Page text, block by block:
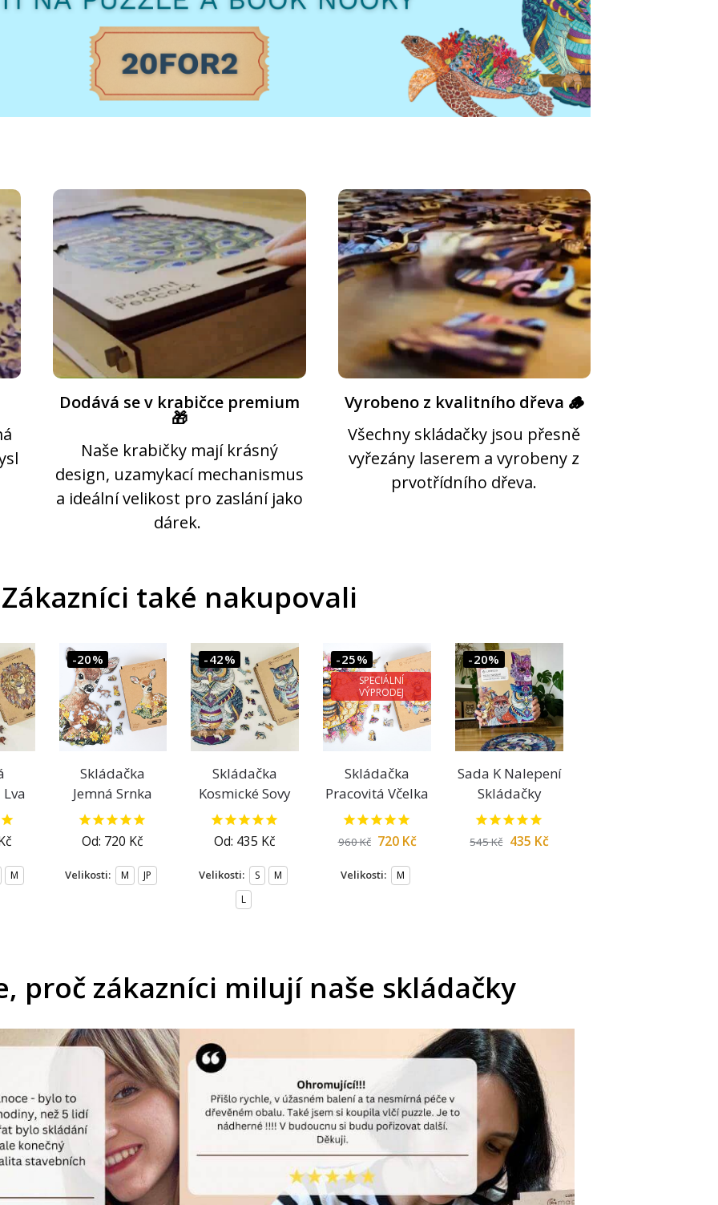
Dodává se v krabičce premium
🎁
Naše krabičky mají krásný
design, uzamykací mechanismus
a ideální velikost pro zaslání jako
dárek.
Vyrobeno z kvalitního dřeva 🪵
Všechny skládačky jsou přesně
vyřezány laserem a vyrobeny z
prvotřídního dřeva.
Zákazníci také nakupovali
M
-20%
Skládačka
Jemná Srnka
Od: 720 Kč
Velikosti: M JP
-42%
Skládačka
Kosmické Sovy
Od: 435 Kč
Velikosti: S
M
L
-25%
SPECIÁLNÍ
VÝPRODEJ
Skládačka
Pracovitá Včelka
960Kč 720 Kč
Velikosti: M
-20%
Sada K Nalepení
Skládačky
545Kč 435 Kč
proč zákazníci milují naše skládačky